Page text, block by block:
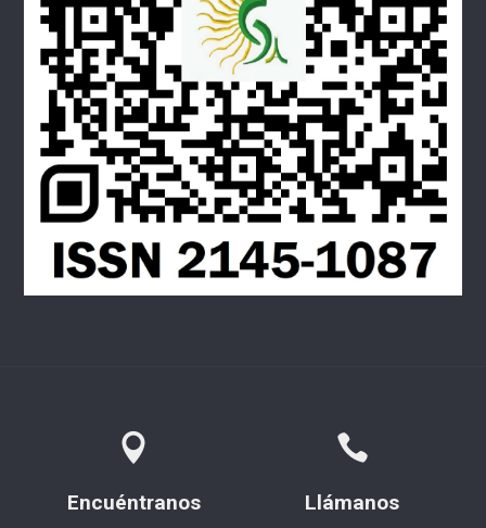
Encuéntranos Llámanos